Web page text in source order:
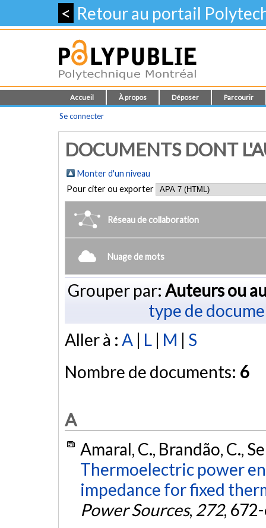
< Retour au portail
Accueil À propos Déposer Parcourir
Se connecter
DOCUMENTS DONT
Monter d'un niveau
Pour citer ou exporter
Réseau de collaboration
Nuage de mots
Grouper par: Auteurs ou
type de
Aller à : A | L | M | S
Nombre de documents: 6
A
Amaral, C., Brandão, C.,
Thermoelectric power
impedance for fixed
Power Sources, 272,